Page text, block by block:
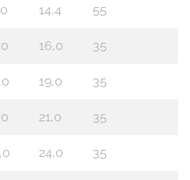
14,4 55
16,0 35
19,0 35
21,0 35
24,0 35